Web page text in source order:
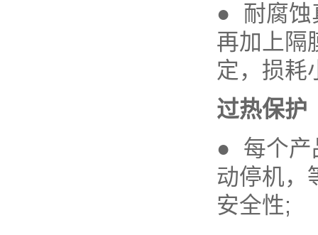
● 耐腐蚀
再加上隔
定，损耗
过热保护
● 每个产
动停机，
安全性;